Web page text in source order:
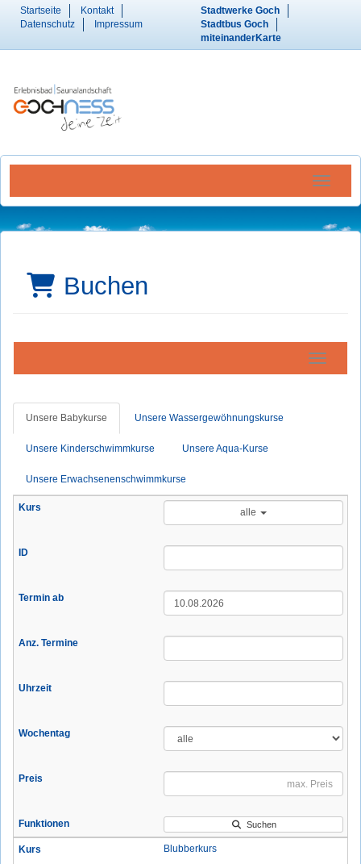
Startseite
Kontakt
Datenschutz
Impressum
Stadtwerke Goch
Stadtbus Goch
miteinanderKarte
Menü
Buchen
Unsere Babykurse Unsere Wassergewöhnungskurse
Unsere Kinderschwimmkurse Unsere Aqua-Kurse
Unsere Erwachsenenschwimmkurse
alle
Suchen
Blubberkurs